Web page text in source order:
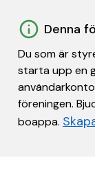
Denna
Du som är
starta upp en
föreningen.
boappa.